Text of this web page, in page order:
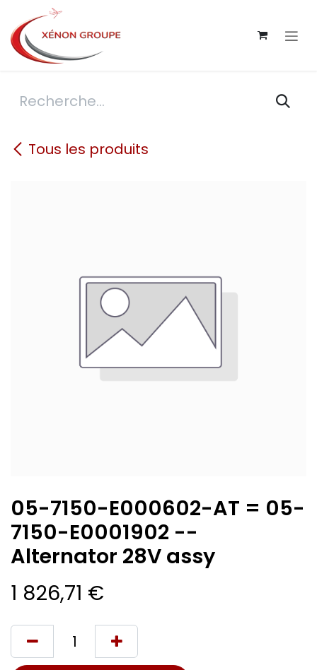
Se rendre au contenu
Tous les produits
05-7150-E000602-AT = 05-
7150-E0001902 --
Alternator 28V assy
1 826,71 €